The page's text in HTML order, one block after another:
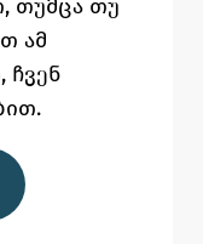
თუმცა თუ
ამ
ჩვენ